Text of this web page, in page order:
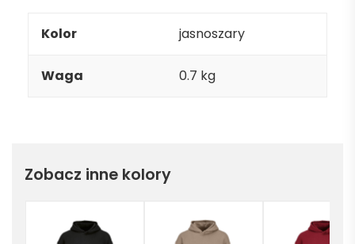
Kolor jasnoszary
Waga 0.7 kg
Zobacz inne kolory